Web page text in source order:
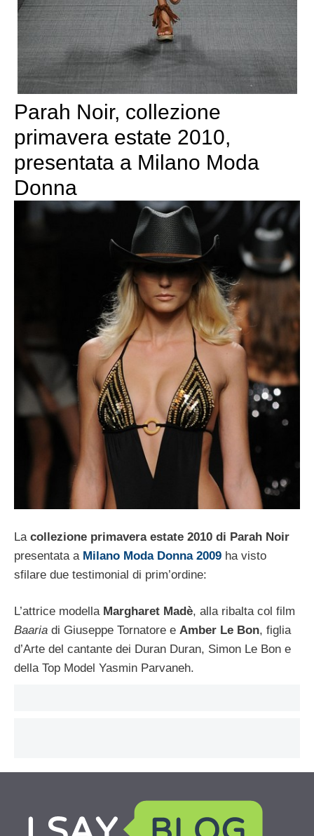
Parah Noir, collezione
primavera estate 2010,
presentata a Milano Moda
Donna
La collezione primavera estate 2010 di Parah Noir
presentata a Milano Moda Donna 2009 ha visto
sfilare due testimonial di prim’ordine:
L’attrice modella Margharet Madè, alla ribalta col film
Baaria di Giuseppe Tornatore e Amber Le Bon, figlia
d’Arte del cantante dei Duran Duran, Simon Le Bon e
della Top Model Yasmin Parvaneh.